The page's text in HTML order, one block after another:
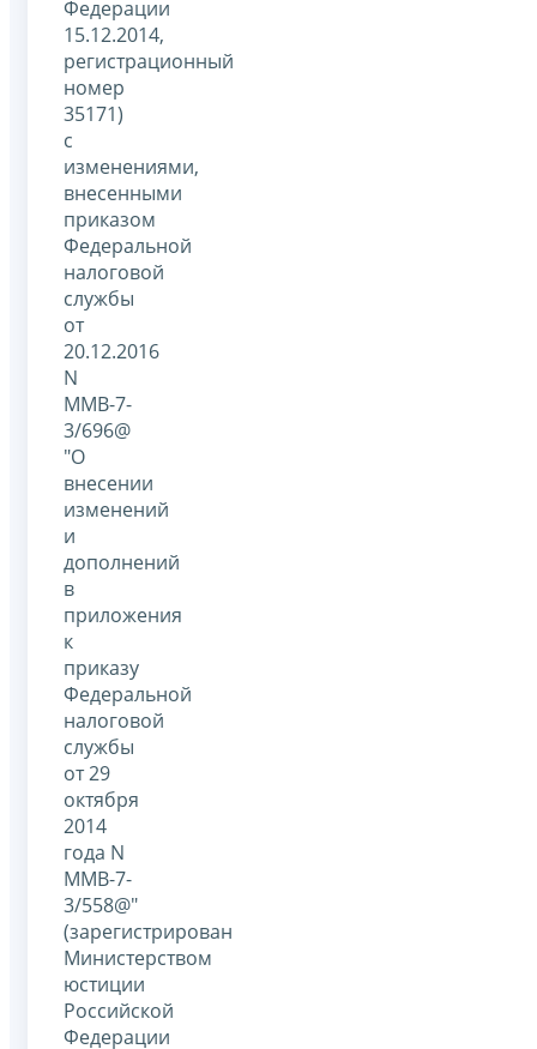
Федерации
15.12.2014,
регистрационный
номер
35171)
с
изменениями,
внесенными
приказом
Федеральной
налоговой
службы
от
20.12.2016
N
ММВ-7-
3/696@
"О
внесении
изменений
и
дополнений
в
приложения
к
приказу
Федеральной
налоговой
службы
от 29
октября
2014
года N
ММВ-7-
3/558@"
(зарегистрирован
Министерством
юстиции
Российской
Федерации